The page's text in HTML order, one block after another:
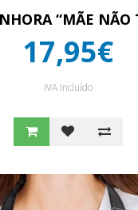
“MÃE NÃO
17,95€
IVA Incluído